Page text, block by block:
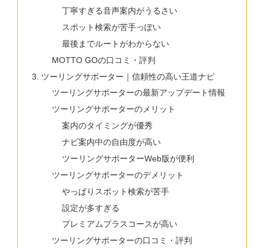
丁寧すぎる音声案内がうるさい
スポット検索が苦手っぽい
最後までルートがわからない
MOTTO GOの口コミ・評判
ツーリングサポーター｜信頼性の高い王道ナビ
ツーリングサポーターの最新アップデート情報
ツーリングサポーターのメリット
案内のタイミングが優秀
ナビ案内中の自由度が高い
ツーリングサポーターWeb版が便利
ツーリングサポーターのデメリット
やっぱりスポット検索が苦手
設定が多すぎる
プレミアムプラスコースが高い
ツーリングサポーターの口コミ・評判